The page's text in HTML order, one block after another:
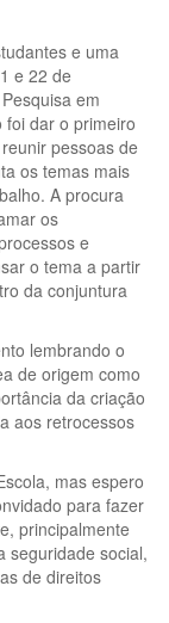
e uma
e 22 de
em
foi dar o primeiro
pessoas de
os temas mais
A procura
os
e
o tema a partir
da conjuntura
lembrando o
de origem como
da criação
aos retrocessos
mas espero
para fazer
principalmente
seguridade social,
de direitos